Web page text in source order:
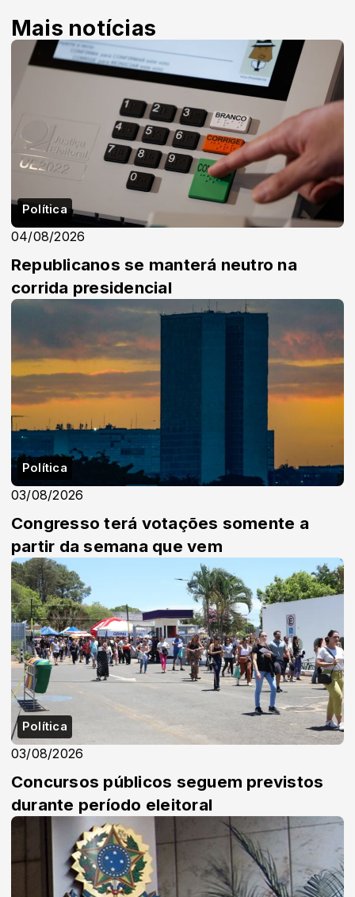
Mais notícias
Política
04/08/2026
Republicanos se manterá neutro na
corrida presidencial
Política
03/08/2026
Congresso terá votações somente a
partir da semana que vem
Política
03/08/2026
Concursos públicos seguem previstos
durante período eleitoral